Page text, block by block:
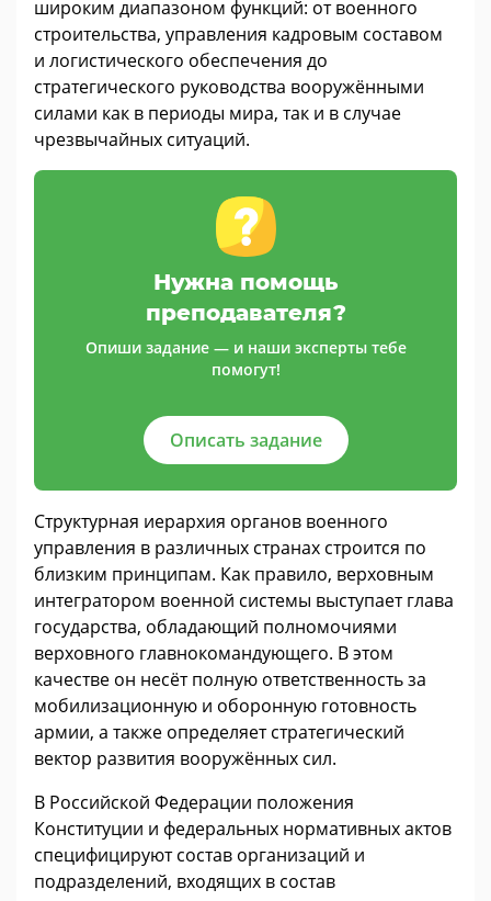
широким диапазоном функций: от военного
строительства, управления кадровым составом
и логистического обеспечения до
стратегического руководства вооружёнными
силами как в периоды мира, так и в случае
чрезвычайных ситуаций.
Нужна помощь
преподавателя?
Опиши задание — и наши эксперты тебе
помогут!
Описать задание
Структурная иерархия органов военного
управления в различных странах строится по
близким принципам. Как правило, верховным
интегратором военной системы выступает глава
государства, обладающий полномочиями
верховного главнокомандующего. В этом
качестве он несёт полную ответственность за
мобилизационную и оборонную готовность
армии, а также определяет стратегический
вектор развития вооружённых сил.
В Российской Федерации положения
Конституции и федеральных нормативных актов
специфицируют состав организаций и
подразделений, входящих в состав